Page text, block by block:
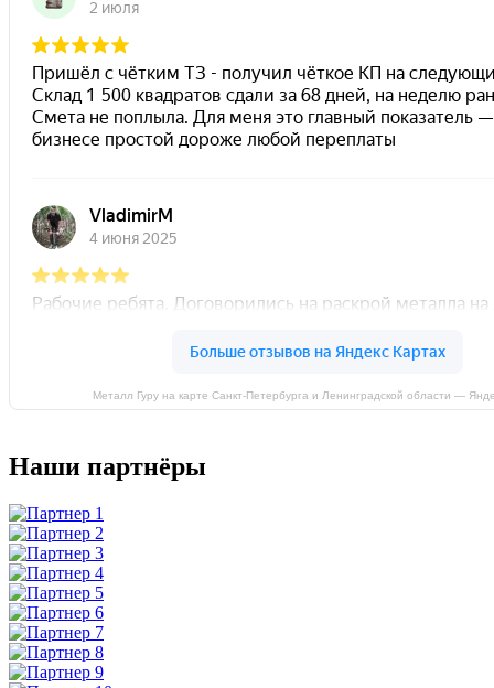
Металл Гуру на карте Санкт‑Петербурга и Ленинградской области —
Наши партнёры